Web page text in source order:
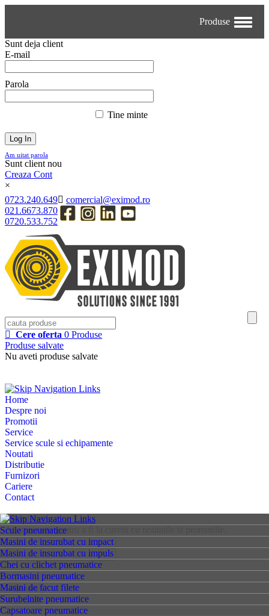
Produse
Sunt deja client
E-mail
Parola
Tine minte
Am uitat parola
Sunt client nou
Creaza Cont
×
0723.240.649
021.6673.870
0720.533.752
comercial@eximod.ro
Cere oferta 0 Produse
Produse salvate
Nu aveti produse salvate
Home
Despre noi
Promotii
Service
Service scule si echipamente
Noutati
Distributie
Furnizori
Cariere
Contact
Scule pneumatice
Masini de insurubat cu impact
Masini de insurubat cu impuls
Chei cu clichet pneumatice
Bormasini pneumatice
Masini de facut filete
Surubelnite pneumatice
Capsatoare pneumatice
Newsletter
Aboneaza-te pentru a fi la curent cu noutatile si promotiile.
vezi toate